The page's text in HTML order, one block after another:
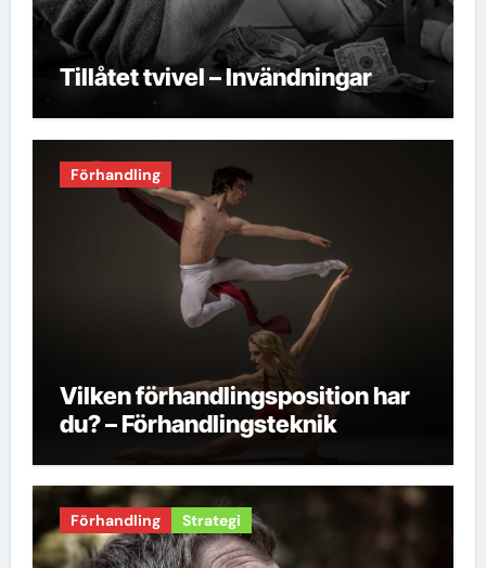
Tillåtet tvivel – Invändningar
Förhandling
Vilken förhandlingsposition har
du? – Förhandlingsteknik
Förhandling Strategi